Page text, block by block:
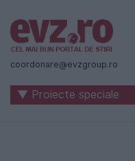
Știri
naționale
internaționale
coordonare@evzgroup.ro
▼ Proiecte speciale